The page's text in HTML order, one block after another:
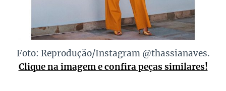
Foto: Reprodução/Instagram @thassianaves.
Clique na imagem e confira peças similares!